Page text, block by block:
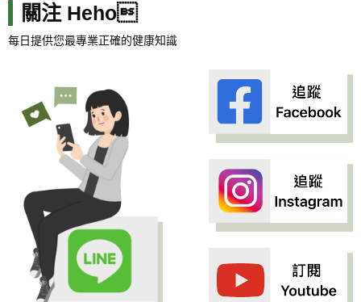
關注 Heho
每日提供您最專業正確的健康知識